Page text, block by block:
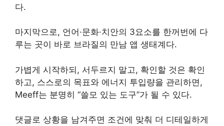
다.
마지막으로, 언어·문화·치안의 3요소를 한꺼번에 다
루는 곳이 바로 브라질의 만남 앱 생태계다.
가볍게 시작하되, 서두르지 말고, 확인할 것은 확인
하고, 스스로의 목표와 에너지 투입량을 관리하면,
Meeff는 분명히 “쓸모 있는 도구”가 될 수 있다.
댓글로 상황을 남겨주면 조건에 맞춰 더 디테일하게